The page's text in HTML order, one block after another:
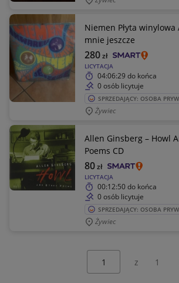
Niemen Płyta winylowa
mnie jeszcze
LICYTACJA
280zł
04:06:29 do końca
0 osób licytuje
SPRZEDAJĄCY: OSOBA
Żywiec
Allen Ginsberg – Howl
Poems CD
LICYTACJA
80zł
00:12:50do końca
0 osób licytuje
SPRZEDAJĄCY: OSOBA
Żywiec
z 1